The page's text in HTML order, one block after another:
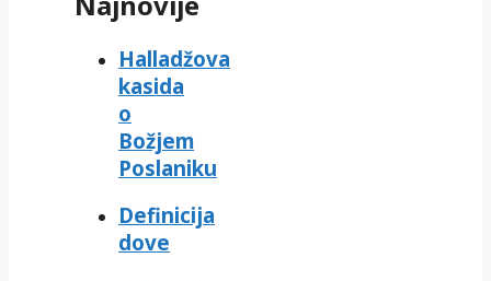
Halladžova
kasida
o
Božjem
Poslaniku
Definicija
dove